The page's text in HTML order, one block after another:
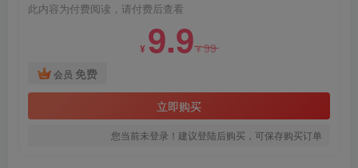
此内容为付费阅读，请付费后查看
¥ 9.9¥99
会员 免费
立即购买
您当前未登录！建议登陆后购买，可保存购买订单